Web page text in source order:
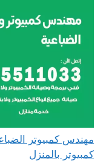
كمبيوتر بالمنزل